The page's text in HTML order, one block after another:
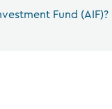
Fund (AIF)?